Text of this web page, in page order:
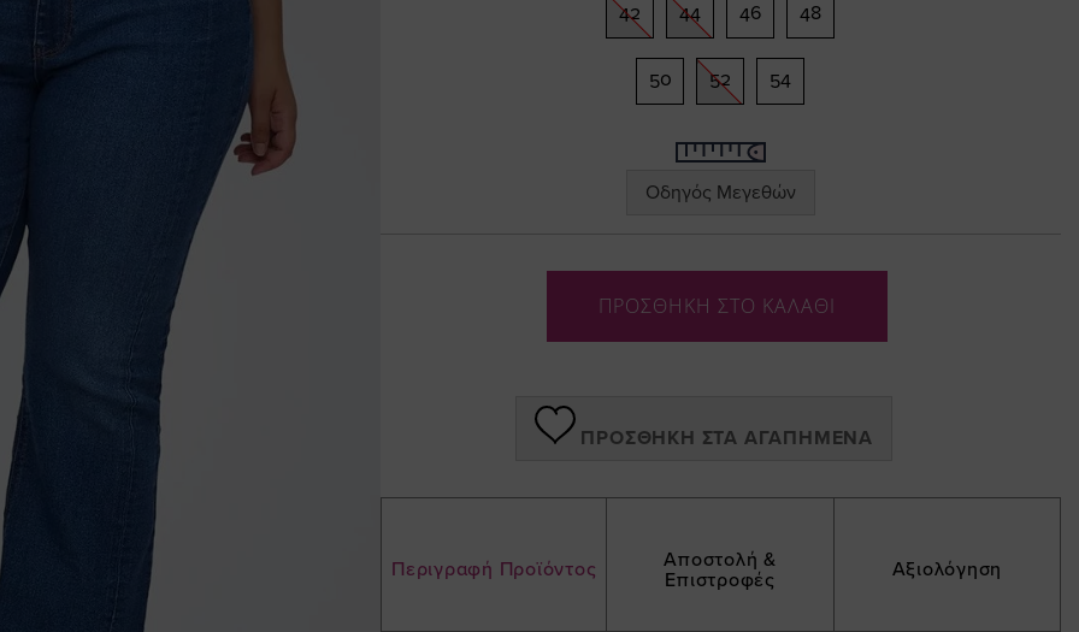
42
44 46 48
50 52 54
Οδηγός Μεγεθών
ΠΡΟΣΘΗΚΗ ΣΤΟ ΚΑΛΑΘΙ
ΠΡΟΣΘΉΚΗ ΣΤΑ ΑΓΑΠΗΜΈΝΑ
Περιγραφή Προϊόντος
Αποστολή &
Επιστροφές
Αξιολόγηση